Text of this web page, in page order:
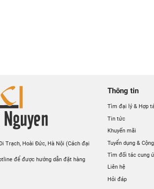
Trạch, Hoài Đức, Hà Nội (Cách đại
để được hướng dẫn đặt hàng
Thông tin
Tìm đại lý & Hợp
Tin tức
Khuyến mãi
Tuyển dụng &
Tìm đối tác cung
Liên hệ
Hỏi đáp